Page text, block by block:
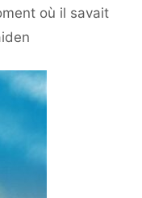
où il savait